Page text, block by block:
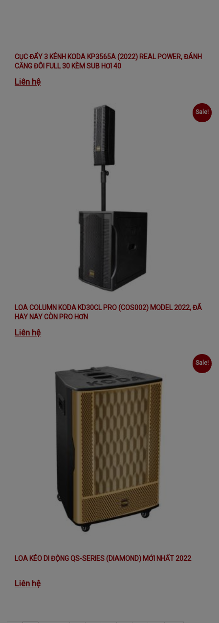
CỤC ĐẨY 3 KÊNH KODA KP3565A (2022) REAL POWER, ĐÁNH
CĂNG ĐÔI FULL 30 KÈM SUB HƠI 40
Liên hệ
Sale!
LOA COLUMN KODA KD30CL PRO (COS002) MODEL 2022, ĐÃ
HAY NAY CÒN PRO HƠN
Liên hệ
Sale!
LOA KÉO DI ĐỘNG QS-SERIES (DIAMOND) MỚI NHẤT 2022
Liên hệ